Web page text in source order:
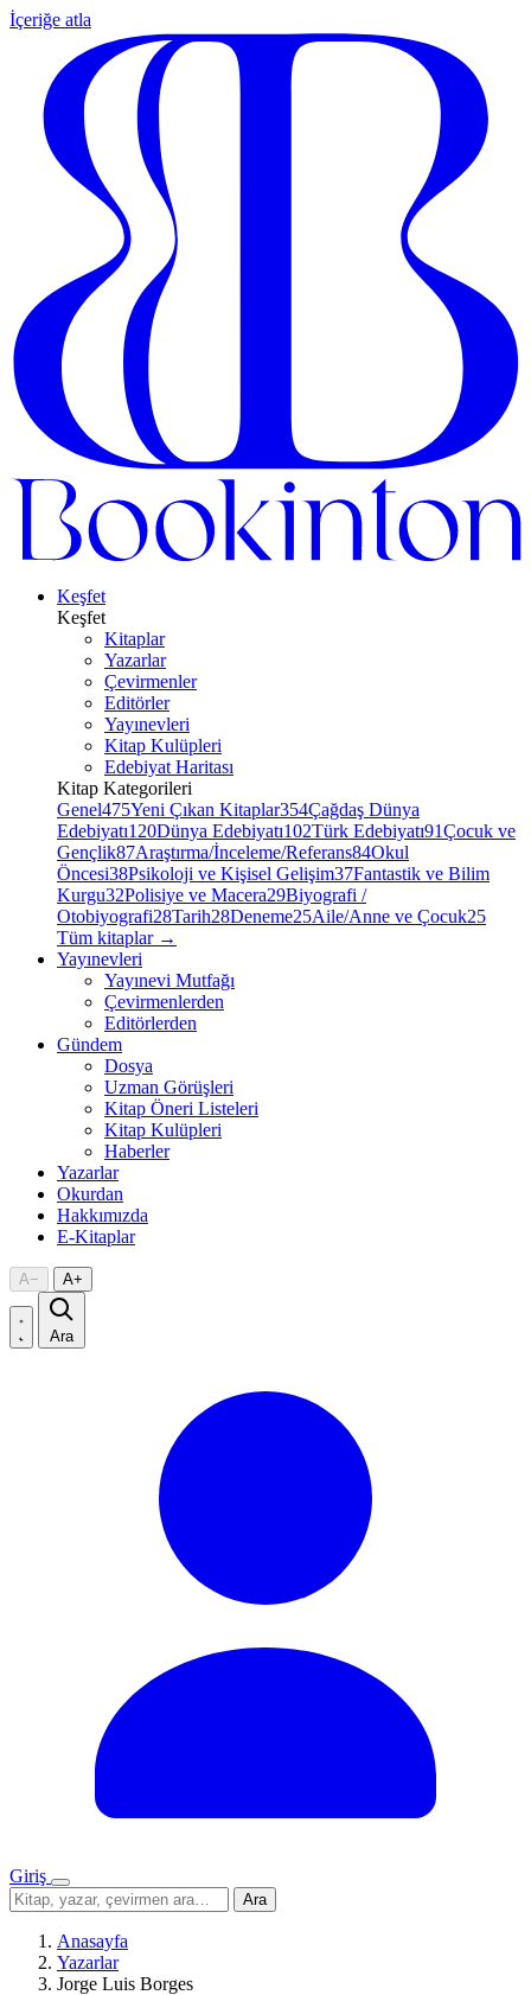
İçeriğe atla
Keşfet
Keşfet
Kitaplar
Yazarlar
Çevirmenler
Editörler
Yayınevleri
Kitap Kulüpleri
Edebiyat Haritası
Kitap Kategorileri
Genel475Yeni Çıkan Kitaplar354Çağdaş Dünya
Edebiyatı120Dünya Edebiyatı102Türk Edebiyatı91Çocuk ve
Gençlik87Araştırma/İnceleme/Referans84Okul
Öncesi38Psikoloji ve Kişisel Gelişim37Fantastik ve Bilim
Kurgu32Polisiye ve Macera29Biyografi /
Otobiyografi28Tarih28Deneme25Aile/Anne ve Çocuk25
Tüm kitaplar →
Yayınevleri
Yayınevi Mutfağı
Çevirmenlerden
Editörlerden
Gündem
Dosya
Uzman Görüşleri
Kitap Öneri Listeleri
Kitap Kulüpleri
Haberler
Yazarlar
Okurdan
Hakkımızda
E-Kitaplar
A− A+
Ara
Giriş
Menü
Sitede
ara
Ara
Anasayfa
Yazarlar
Jorge Luis Borges